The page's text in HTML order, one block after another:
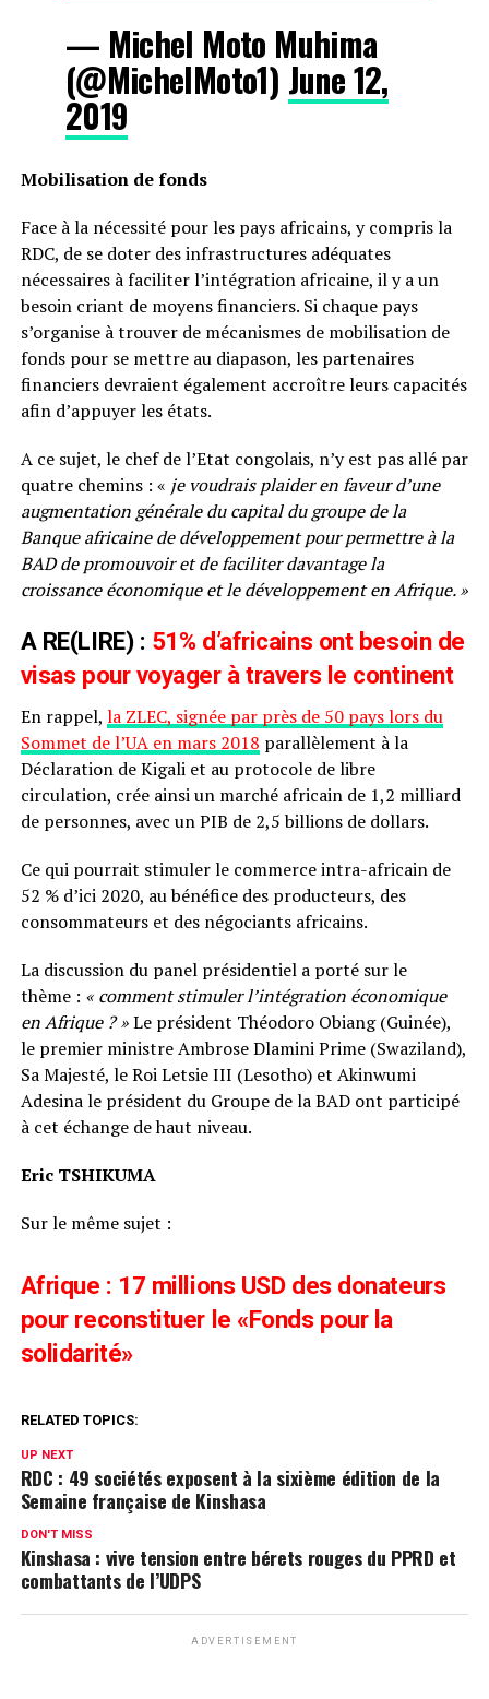
— Michel Moto Muhima
(@MichelMoto1) June 12,
2019
Mobilisation de fonds
Face à la nécessité pour les pays africains, y compris la
RDC, de se doter des infrastructures adéquates
nécessaires à faciliter l’intégration africaine, il y a un
besoin criant de moyens financiers. Si chaque pays
s’organise à trouver de mécanismes de mobilisation de
fonds pour se mettre au diapason, les partenaires
financiers devraient également accroître leurs capacités
afin d’appuyer les états.
A ce sujet, le chef de l’Etat congolais, n’y est pas allé par
quatre chemins : « je voudrais plaider en faveur d’une
augmentation générale du capital du groupe de la
Banque africaine de développement pour permettre à la
BAD de promouvoir et de faciliter davantage la
croissance économique et le développement en Afrique. »
A RE(LIRE) : 51% d’africains ont besoin de
visas pour voyager à travers le continent
En rappel, la ZLEC, signée par près de 50 pays lors du
Sommet de l’UA en mars 2018 parallèlement à la
Déclaration de Kigali et au protocole de libre
circulation, crée ainsi un marché africain de 1,2 milliard
de personnes, avec un PIB de 2,5 billions de dollars.
Ce qui pourrait stimuler le commerce intra-africain de
52 % d’ici 2020, au bénéfice des producteurs, des
consommateurs et des négociants africains.
La discussion du panel présidentiel a porté sur le
thème : « comment stimuler l’intégration économique
en Afrique ? »Le président Théodoro Obiang (Guinée),
le premier ministre Ambrose Dlamini Prime (Swaziland),
Sa Majesté, le Roi Letsie III (Lesotho) et Akinwumi
Adesina le président du Groupe de la BAD ont participé
à cet échange de haut niveau.
Eric TSHIKUMA
Sur le même sujet :
Afrique : 17 millions USD des donateurs
pour reconstituer le «Fonds pour la
solidarité»
RELATED TOPICS:
UP NEXT
RDC : 49 sociétés exposent à la sixième édition de la
Semaine française de Kinshasa
DON'T MISS
Kinshasa : vive tension entre bérets rouges du PPRD et
combattants de l’UDPS
ADVERTISEMENT